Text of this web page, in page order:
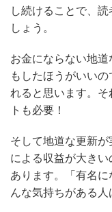
し続けることで、
しょう。
お金にならない地
もしたほうがいい
れると思います。
トも必要！
そして地道な更新
による収益が大き
あります。「有名
んな気持ちがある人